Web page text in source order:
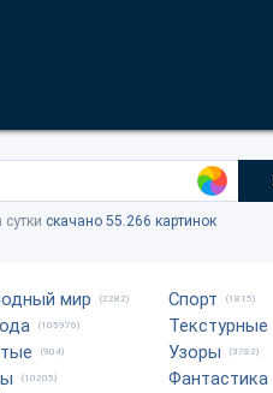
скачано 55.266 картинок
мир (2282)
(105976)
(904)
(10205)
Спорт (1815)
Текстурные
Узоры (3762)
Фантастика